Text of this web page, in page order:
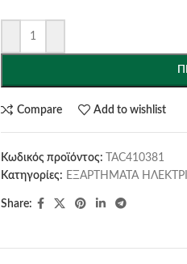
Compare Add to wishlist
Κωδικός προϊόντος:
TAC410381
Κατηγορίες: ΕΞΑΡΤΗΜΑΤΑ
Share: